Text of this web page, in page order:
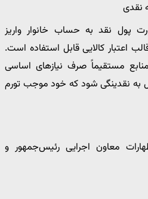
نقدی
پول نقد به حساب خانوار واریز
اعتبار کالایی قابل استفاده است.
مستقیماً صرف نیازهای اساسی
به نقدینگی شود که خود موجب تورم
معاون اجرایی رئیس‌جمهور و